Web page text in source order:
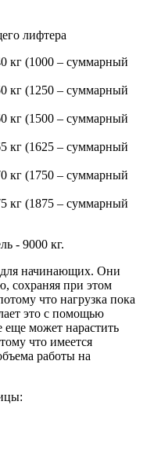
лифтера
кг (1000 – суммарный
кг (1250 – суммарный
кг (1500 – суммарный
кг (1625 – суммарный
кг (1750 – суммарный
кг (1875 – суммарный
- 9000 кг.
начинающих. Они
сохраняя при этом
что нагрузка пока
это с помощью
еще может нарастить
что имеется
работы на